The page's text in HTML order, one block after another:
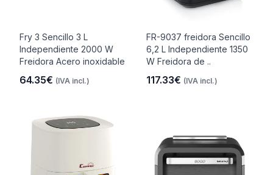
Fry 3 Sencillo 3 L
Independiente 2000 W
Freidora Acero inoxidable
64.35€ (IVA incl.)
FR-9037 freidora Sencillo
6,2 L Independiente 1350
W Freidora de ..
117.33€ (IVA incl.)